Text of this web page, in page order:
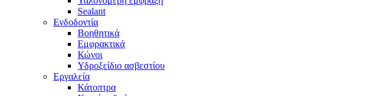
Sealant
Ενδοδοντία
Βοηθητικά
Εμφρακτικά
Κώνοι
Υδροξείδιο ασβεστίου
Εργαλεία
Κάτοπτρα